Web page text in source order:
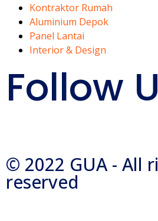
Kontraktor Rumah
Aluminium Depok
Panel Lantai
Interior & Design
Follow
© 2022 GUA - All
reserved